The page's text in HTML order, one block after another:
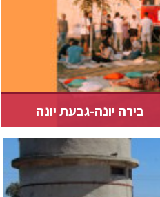
בירה יונה-גבעת יונה